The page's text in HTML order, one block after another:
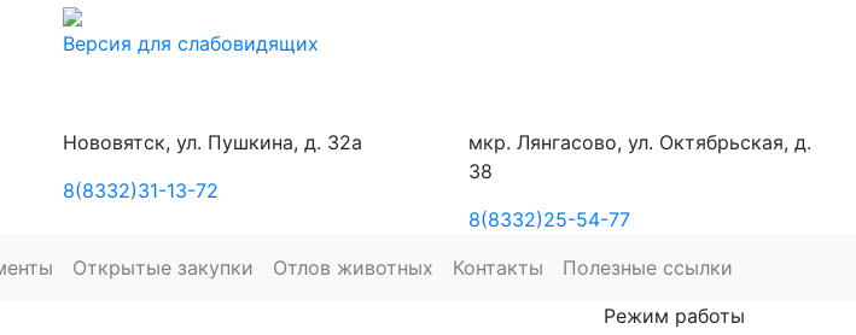
Версия для слабовидящих
Нововятск, ул. Пушкина, д. 32а
8(8332)31-13-72
мкр. Лянгасово, ул. Октябрьская, д.
38
8(8332)25-54-77
Открытые закупки Отлов животных Контакты
Полезные ссылки
Режим работы